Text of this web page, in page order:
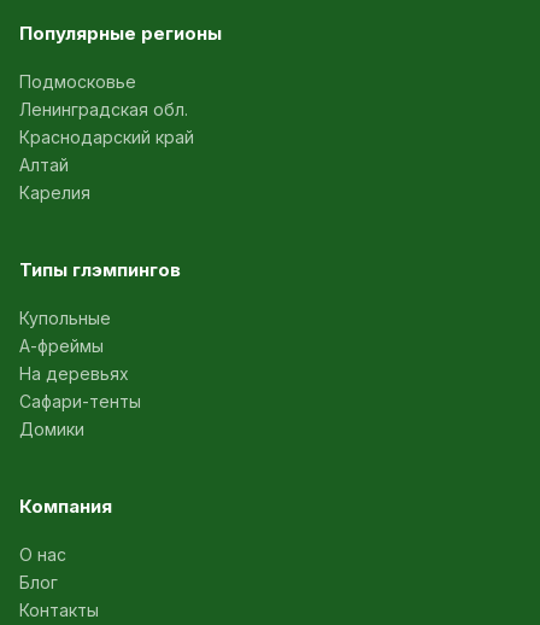
Популярные регионы
Подмосковье
Ленинградская обл.
Краснодарский край
Алтай
Карелия
Типы глэмпингов
Купольные
А-фреймы
На деревьях
Сафари-тенты
Домики
Компания
О нас
Блог
Контакты